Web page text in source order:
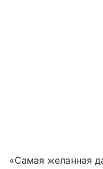
«Самая желанная